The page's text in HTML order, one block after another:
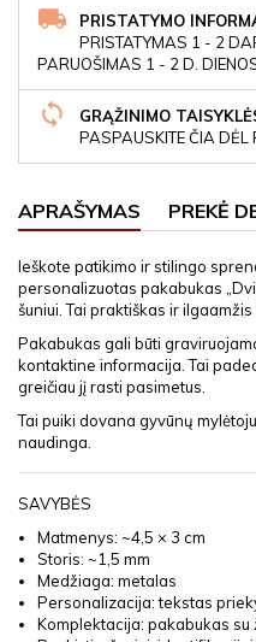
PRISTATYMO
PRISTATYMAS 1 - 2
PARUOŠIMAS 1 - 2 D.
GRĄŽINIMO
PASPAUSKITE ČIA DĖL
APRAŠYMAS PREKĖ
Ieškote patikimo ir stilingo
personalizuotas pakabukas
šuniui. Tai praktiškas ir
Pakabukas gali būti
kontaktine informacija. Tai
greičiau jį rasti pasimetus.
Tai puiki dovana gyvūnų
naudinga.
SAVYBĖS
Matmenys: ~4,5 × 3 cm
Storis: ~1,5 mm
Medžiaga: metalas
Personalizacija: tekstas
Komplektacija: pakabukas su